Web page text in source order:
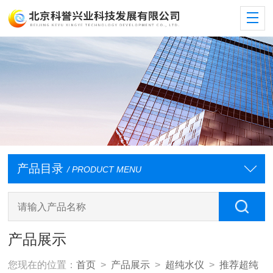
产品目录 / PRODUCT MENU
产品展示
您现在的位置：首页 > 产品展示 > 超纯水仪 >推荐超纯